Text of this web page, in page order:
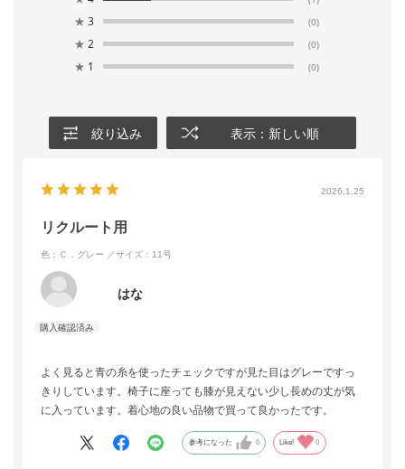
★ 3 (0)
★ 2 (0)
★ 1 (0)
絞り込み 表示：新しい順
2026.1.25
リクルート用
色：Ｃ．グレー ／サイズ：11号
はな
よく見ると青の糸を使ったチェックですが見た目はグレーですっ
きりしています。椅子に座っても膝が見えない少し長めの丈が気
に入っています。着心地の良い品物で買って良かったです。
参考になった 0 Like! 0